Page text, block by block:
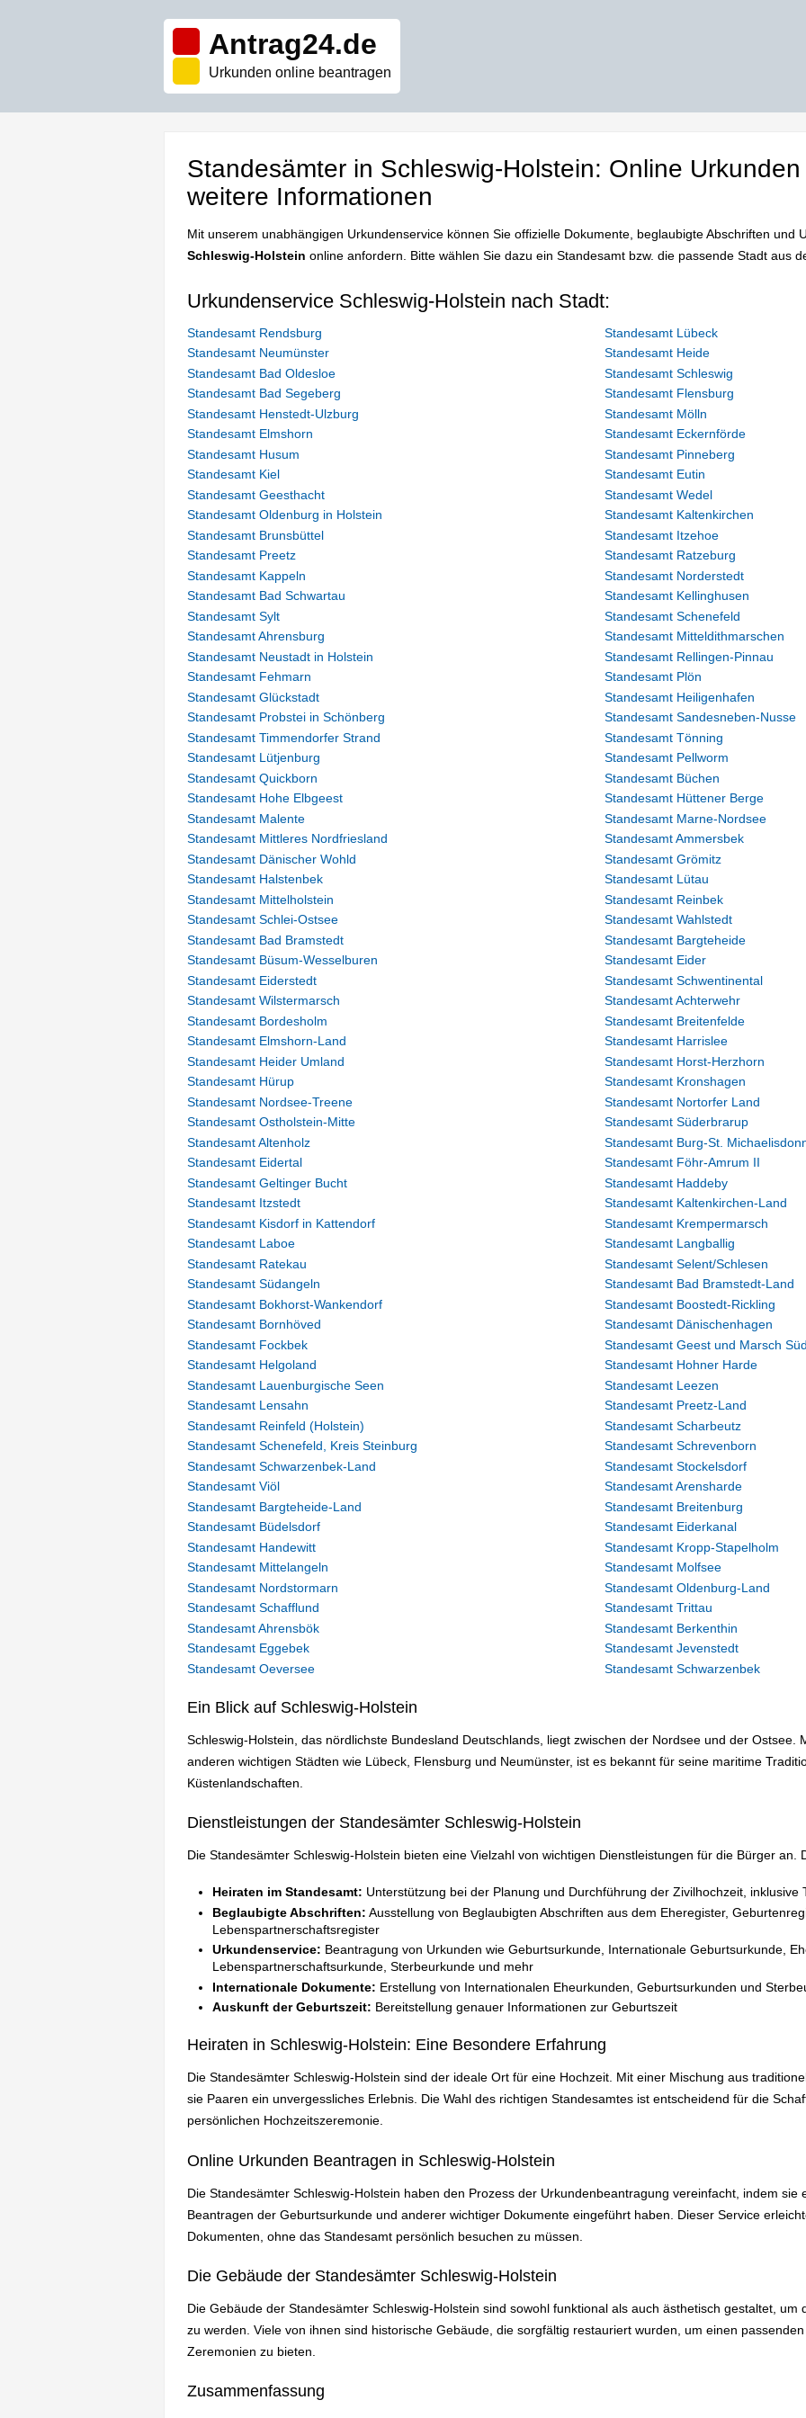
Antrag24.de
Urkunden online beantragen
Standesämter in Schleswig-Holstein: Online
weitere Informationen
Mit unserem unabhängigen Urkundenservice können Sie offizielle Dokumente, beglaubigte Abschriften und
Schleswig-Holstein online anfordern. Bitte wählen Sie dazu ein Standesamt bzw. die passende Stadt aus
Urkundenservice Schleswig-Holstein nach Stadt:
Standesamt Rendsburg
Standesamt Lübeck
Standesamt Neumünster
Standesamt Heide
Standesamt Bad Oldesloe
Standesamt Schleswig
Standesamt Bad Segeberg
Standesamt Flensburg
Standesamt Henstedt-Ulzburg
Standesamt Mölln
Standesamt Elmshorn
Standesamt Eckernförde
Standesamt Husum
Standesamt Pinneberg
Standesamt Kiel
Standesamt Eutin
Standesamt Geesthacht
Standesamt Wedel
Standesamt Oldenburg in Holstein
Standesamt Kaltenkirchen
Standesamt Brunsbüttel
Standesamt Itzehoe
Standesamt Preetz
Standesamt Ratzeburg
Standesamt Kappeln
Standesamt Norderstedt
Standesamt Bad Schwartau
Standesamt Kellinghusen
Standesamt Sylt
Standesamt Schenefeld
Standesamt Ahrensburg
Standesamt Mitteldithmarschen
Standesamt Neustadt in Holstein
Standesamt Rellingen-Pinnau
Standesamt Fehmarn
Standesamt Plön
Standesamt Glückstadt
Standesamt Heiligenhafen
Standesamt Probstei in Schönberg
Standesamt Sandesneben-Nusse
Standesamt Timmendorfer Strand
Standesamt Tönning
Standesamt Lütjenburg
Standesamt Pellworm
Standesamt Quickborn
Standesamt Büchen
Standesamt Hohe Elbgeest
Standesamt Hüttener Berge
Standesamt Malente
Standesamt Marne-Nordsee
Standesamt Mittleres Nordfriesland
Standesamt Ammersbek
Standesamt Dänischer Wohld
Standesamt Grömitz
Standesamt Halstenbek
Standesamt Lütau
Standesamt Mittelholstein
Standesamt Reinbek
Standesamt Schlei-Ostsee
Standesamt Wahlstedt
Standesamt Bad Bramstedt
Standesamt Bargteheide
Standesamt Büsum-Wesselburen
Standesamt Eider
Standesamt Eiderstedt
Standesamt Schwentinental
Standesamt Wilstermarsch
Standesamt Achterwehr
Standesamt Bordesholm
Standesamt Breitenfelde
Standesamt Elmshorn-Land
Standesamt Harrislee
Standesamt Heider Umland
Standesamt Horst-Herzhorn
Standesamt Hürup
Standesamt Kronshagen
Standesamt Nordsee-Treene
Standesamt Nortorfer Land
Standesamt Ostholstein-Mitte
Standesamt Süderbrarup
Standesamt Altenholz
Standesamt Burg-St.
Standesamt Eidertal
Standesamt Föhr-Amrum II
Standesamt Geltinger Bucht
Standesamt Haddeby
Standesamt Itzstedt
Standesamt Kaltenkirchen-Land
Standesamt Kisdorf in Kattendorf
Standesamt Krempermarsch
Standesamt Laboe
Standesamt Langballig
Standesamt Ratekau
Standesamt Selent/Schlesen
Standesamt Südangeln
Standesamt Bad Bramstedt-Land
Standesamt Bokhorst-Wankendorf
Standesamt Boostedt-Rickling
Standesamt Bornhöved
Standesamt Dänischenhagen
Standesamt Fockbek
Standesamt Geest und Marsch
Standesamt Helgoland
Standesamt Hohner Harde
Standesamt Lauenburgische Seen
Standesamt Leezen
Standesamt Lensahn
Standesamt Preetz-Land
Standesamt Reinfeld (Holstein)
Standesamt Scharbeutz
Standesamt Schenefeld, Kreis Steinburg
Standesamt Schrevenborn
Standesamt Schwarzenbek-Land
Standesamt Stockelsdorf
Standesamt Viöl
Standesamt Arensharde
Standesamt Bargteheide-Land
Standesamt Breitenburg
Standesamt Büdelsdorf
Standesamt Eiderkanal
Standesamt Handewitt
Standesamt Kropp-Stapelholm
Standesamt Mittelangeln
Standesamt Molfsee
Standesamt Nordstormarn
Standesamt Oldenburg-Land
Standesamt Schafflund
Standesamt Trittau
Standesamt Ahrensbök
Standesamt Berkenthin
Standesamt Eggebek
Standesamt Jevenstedt
Standesamt Oeversee
Standesamt Schwarzenbek
Ein Blick auf Schleswig-Holstein
Schleswig-Holstein, das nördlichste Bundesland Deutschlands, liegt zwischen der Nordsee und der Ostsee.
anderen wichtigen Städten wie Lübeck, Flensburg und Neumünster, ist es bekannt für seine maritime
Küstenlandschaften.
Dienstleistungen der Standesämter Schleswig-Holstein
Die Standesämter Schleswig-Holstein bieten eine Vielzahl von wichtigen Dienstleistungen für die Bürger an.
Heiraten im Standesamt: Unterstützung bei der Planung und Durchführung der Zivilhochzeit, inklusive
Beglaubigte Abschriften: Ausstellung von Beglaubigten Abschriften aus dem Eheregister,
Lebenspartnerschaftsregister
Urkundenservice: Beantragung von Urkunden wie Geburtsurkunde, Internationale Geburtsurkunde,
Lebenspartnerschaftsurkunde, Sterbeurkunde und mehr
Internationale Dokumente: Erstellung von Internationalen Eheurkunden, Geburtsurkunden und
Auskunft der Geburtszeit: Bereitstellung genauer Informationen zur Geburtszeit
Heiraten in Schleswig-Holstein: Eine Besondere Erfahrung
Die Standesämter Schleswig-Holstein sind der ideale Ort für eine Hochzeit. Mit einer Mischung aus
sie Paaren ein unvergessliches Erlebnis. Die Wahl des richtigen Standesamtes ist entscheidend für die
persönlichen Hochzeitszeremonie.
Online Urkunden Beantragen in Schleswig-Holstein
Die Standesämter Schleswig-Holstein haben den Prozess der Urkundenbeantragung vereinfacht, indem sie
Beantragen der Geburtsurkunde und anderer wichtiger Dokumente eingeführt haben. Dieser Service
Dokumenten, ohne das Standesamt persönlich besuchen zu müssen.
Die Gebäude der Standesämter Schleswig-Holstein
Die Gebäude der Standesämter Schleswig-Holstein sind sowohl funktional als auch ästhetisch gestaltet,
zu werden. Viele von ihnen sind historische Gebäude, die sorgfältig restauriert wurden, um einen
Zeremonien zu bieten.
Zusammenfassung